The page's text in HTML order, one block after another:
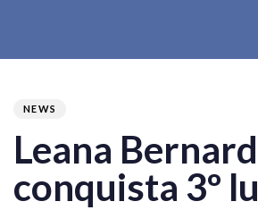
NEWS
Leana
conquista 3º